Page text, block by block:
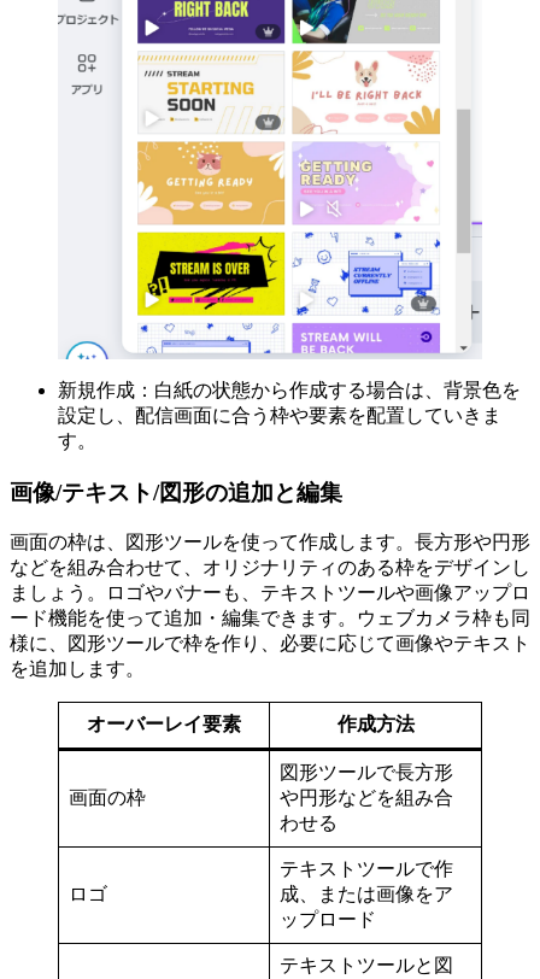
新規作成：白紙の状態から作成する場合は、背景色を
設定し、配信画面に合う枠や要素を配置していきま
す。
画像/テキスト/図形の追加と編集
画面の枠は、図形ツールを使って作成します。長方形や円形
などを組み合わせて、オリジナリティのある枠をデザインし
ましょう。ロゴやバナーも、テキストツールや画像アップロ
ード機能を使って追加・編集できます。ウェブカメラ枠も同
様に、図形ツールで枠を作り、必要に応じて画像やテキスト
を追加します。
オーバーレイ要素 作成方法
画面の枠
図形ツールで長方形
や円形などを組み合
わせる
ロゴ
テキストツールで作
成、または画像をア
ップロード
テキストツールと図